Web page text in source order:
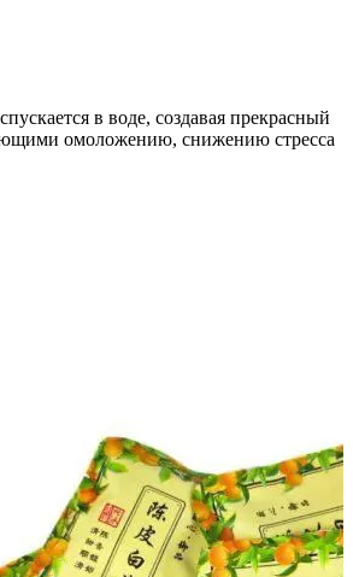
в воде, создавая прекрасный
омоложению, снижению стресса